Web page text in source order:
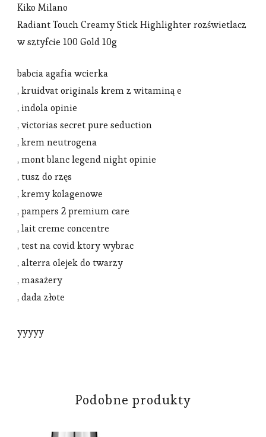
Kiko Milano
Radiant Touch Creamy Stick Highlighter rozświetlacz
w sztyfcie 100 Gold 10g
babcia agafia wcierka
, kruidvat originals krem z witaminą e
, indola opinie
, victorias secret pure seduction
, krem neutrogena
, mont blanc legend night opinie
, tusz do rzęs
, kremy kolagenowe
, pampers 2 premium care
, lait creme concentre
, test na covid ktory wybrac
, alterra olejek do twarzy
, masażery
, dada złote
yyyyy
Podobne produkty